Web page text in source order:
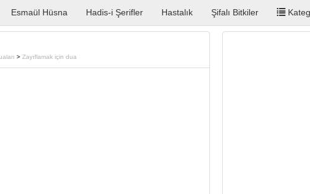
Esmaül Hüsna Hadis-i Şerifler Hastalık Şifalı Bitkiler
> Zayıflamak için dua